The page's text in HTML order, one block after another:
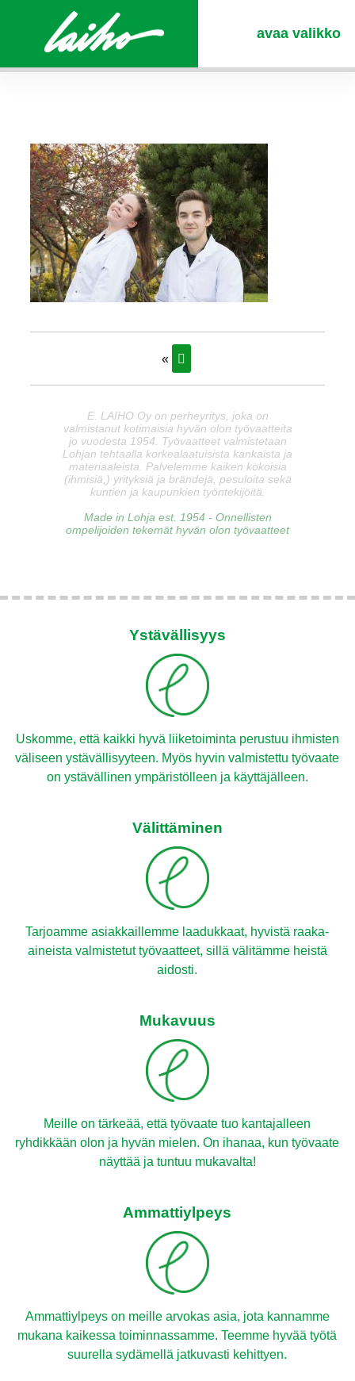
avaa valikko
«
E. LAIHO Oy on perheyritys, joka on
valmistanut kotimaisia hyvän olon työvaatteita
jo vuodesta 1954. Työvaatteet valmistetaan
Lohjan tehtaalla korkealaatuisista kankaista ja
materiaaleista. Palvelemme kaiken kokoisia
(ihmisiä,) yrityksiä ja brändejä, pesuloita sekä
kuntien ja kaupunkien työntekijöitä.
Made in Lohja est. 1954 - Onnellisten
ompelijoiden tekemät hyvän olon työvaatteet
Ystävällisyys
Uskomme, että kaikki hyvä liiketoiminta perustuu ihmisten
väliseen ystävällisyyteen. Myös hyvin valmistettu työvaate
on ystävällinen ympäristölleen ja käyttäjälleen.
Välittäminen
Tarjoamme asiakkaillemme laadukkaat, hyvistä raaka-
aineista valmistetut työvaatteet, sillä välitämme heistä
aidosti.
Mukavuus
Meille on tärkeää, että työvaate tuo kantajalleen
ryhdikkään olon ja hyvän mielen. On ihanaa, kun työvaate
näyttää ja tuntuu mukavalta!
Ammattiylpeys
Ammattiylpeys on meille arvokas asia, jota kannamme
mukana kaikessa toiminnassamme. Teemme hyvää työtä
suurella sydämellä jatkuvasti kehittyen.